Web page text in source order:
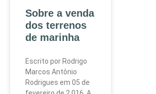
Sobre a venda
dos terrenos
de marinha
Escrito por Rodrigo
Marcos Antônio
Rodrigues em 05 de